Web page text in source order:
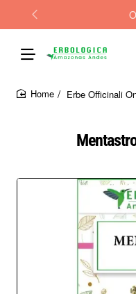
Erbe Officinali